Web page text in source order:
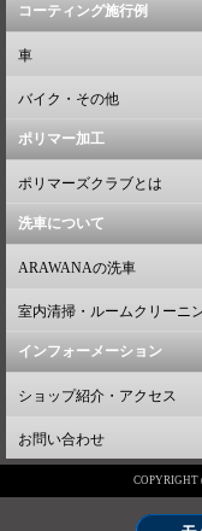
コーティング施行例
車
バイク・その他
ポリマー加工
ポリマーズクラブとは
洗車について
ARAWANAの洗車
室内清掃・ルームクリーニ
インフォーメーション
ショップ紹介・アクセス
お問い合わせ
COPYRIGHT